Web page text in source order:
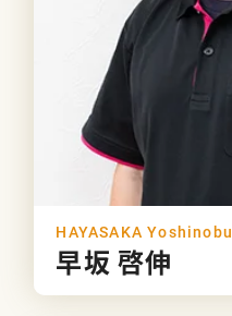
HAYASAKA Yoshinobu
早坂 啓伸